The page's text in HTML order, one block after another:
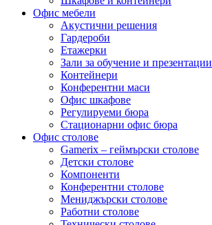
Офис мебели
Акустични решения
Гардероби
Етажерки
Зали за обучение и презентации
Контейнери
Конферентни маси
Офис шкафове
Регулируеми бюра
Стационарни офис бюра
Офис столове
Gamerix – геймърски столове
Детски столове
Компоненти
Конферентни столове
Мениджърски столове
Работни столове